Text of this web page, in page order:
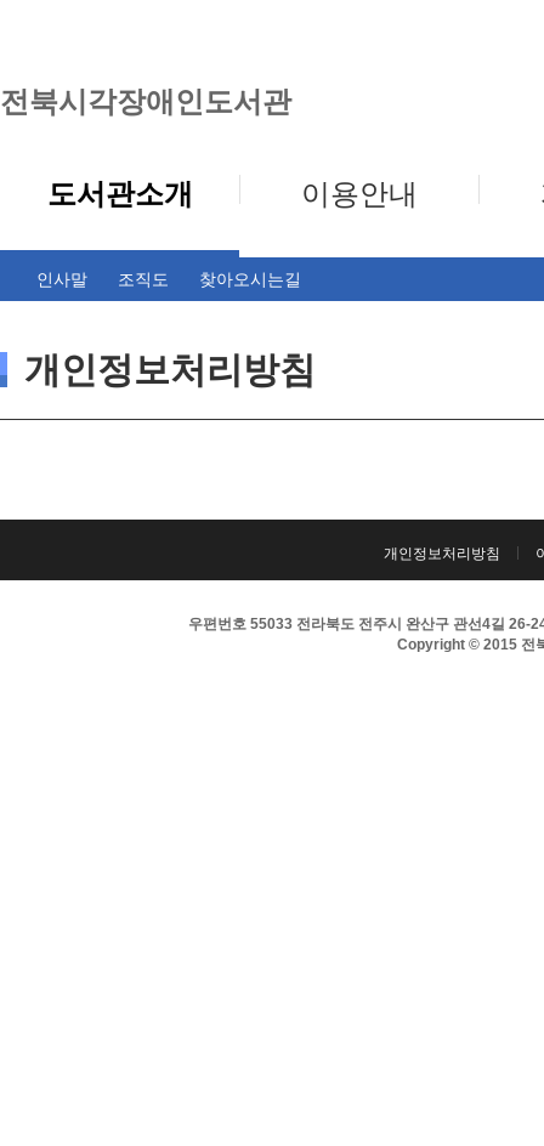
전북시각장애인도서관
도서관소개
인사말 조직도 찾아오시는길
이용안내
개인정보처리방침
개인정보처리방침
우편번호 55033 전라북도 전주시 완산구 관선4길
Copyright © 2015 전